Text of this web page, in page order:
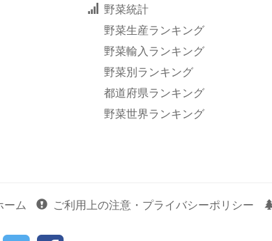
野菜統計
野菜生産ランキング
野菜輸入ランキング
野菜別ランキング
都道府県ランキング
野菜世界ランキング
ーム ご利用上の注意・プライバシーポリシー